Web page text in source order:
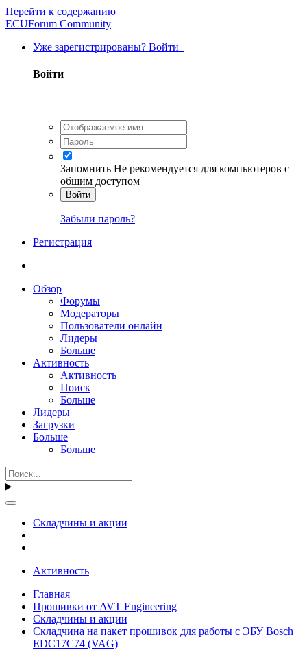
Перейти к содержанию
ECUForum Community
Уже зарегистрированы? Войти
Войти
Запомнить Не рекомендуется для компьютеров с
общим доступом
Войти
Забыли пароль?
Регистрация
Обзор
Форумы
Модераторы
Пользователи онлайн
Лидеры
Больше
Активность
Активность
Поиск
Больше
Лидеры
Загрузки
Больше
Больше
Складчины и акции
Активность
Главная
Прошивки от AVT Engineering
Складчины и акции
Складчина на пакет прошивок для работы с ЭБУ Bosch
EDC17C74 (VAG)